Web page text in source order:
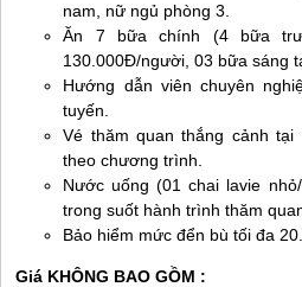
nam, nữ ngủ phòng 3.
Ăn 7 bữa chính (4 bữa
130.000Đ/người, 03 bữa sáng
Hướng dẫn viên chuyên
tuyến.
Vé thăm quan thắng cảnh
theo chương trình.
Nước uống (01 chai lavie
trong suốt hành trình thăm
Bảo hiểm mức đển bù tối đa
Giá KHÔNG BAO GỒ​M :